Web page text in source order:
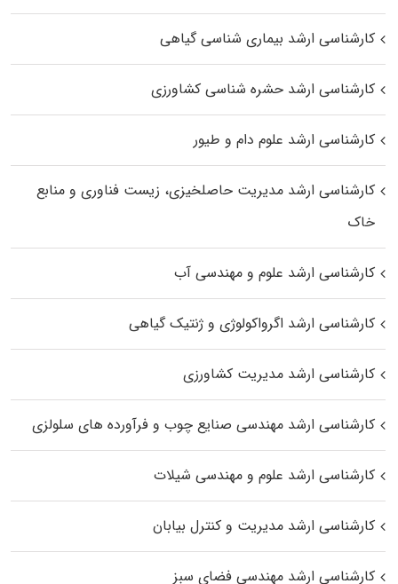
کارشناسی ارشد بیماری‌ شناسی گیاهی
کارشناسی ارشد حشره‌ شناسی کشاورزی
کارشناسی ارشد علوم دام و طیور
کارشناسی ارشد مدیریت حاصلخیزی، زیست فناوری و منابع
خاک
کارشناسی ارشد علوم و مهندسی آب
کارشناسی ارشد اگرواکولوژی و ژنتیک گیاهی
کارشناسی ارشد مدیریت کشاورزی
کارشناسی ارشد مهندسی صنایع چوب و فرآورده‌ های سلولزی
کارشناسی ارشد علوم و مهندسی شیلات
کارشناسی ارشد مدیریت و کنترل بیابان
کارشناسی ارشد مهندسی فضای سبز